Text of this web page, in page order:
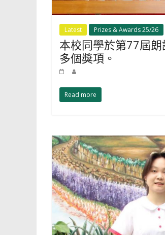
Latest Prizes & Awards 25/26
本校同學於第77屆
多個獎項。
Read more